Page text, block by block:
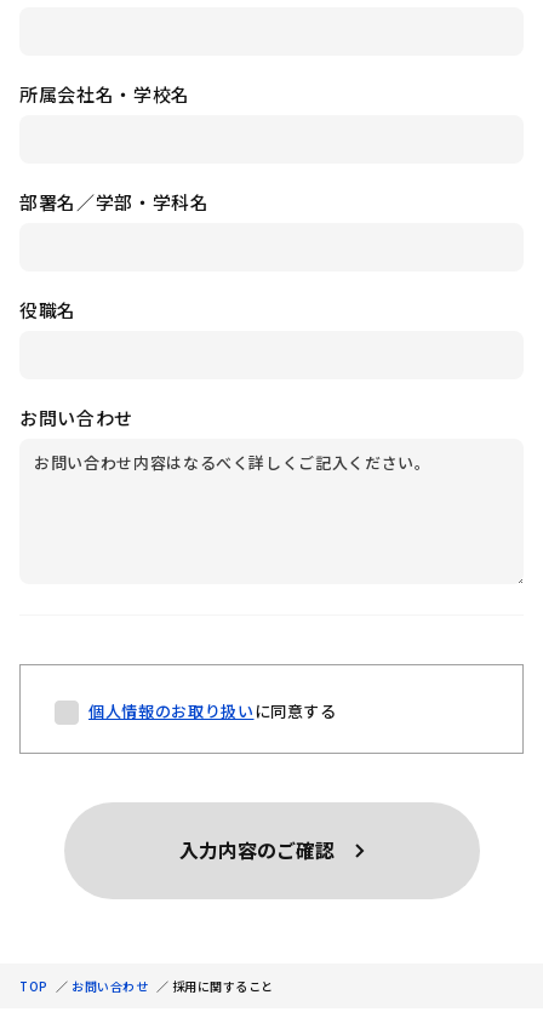
所属会社名・学校名
部署名／学部・学科名
役職名
お問い合わせ
個人情報のお取り扱いに同意する
TOP ／ お問い合わせ ／ 採用に関すること